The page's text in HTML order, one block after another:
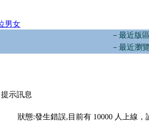
男女
－最近版
－最近瀏
示訊息
狀態:發生錯誤,目前有 10000 人上線